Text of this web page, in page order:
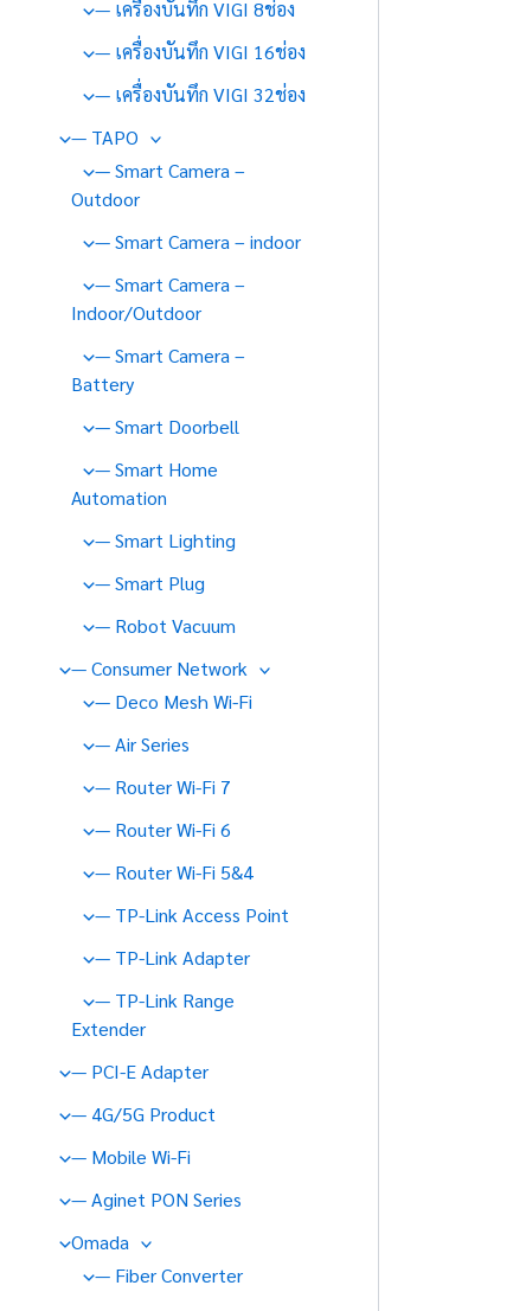
— เครื่องบันทึก VIGI 8ช่อง
— เครื่องบันทึก VIGI 16ช่อง
— เครื่องบันทึก VIGI 32ช่อง
— TAPO
— Smart Camera –
Outdoor
— Smart Camera – indoor
— Smart Camera –
Indoor/Outdoor
— Smart Camera –
Battery
— Smart Doorbell
— Smart Home
Automation
— Smart Lighting
— Smart Plug
— Robot Vacuum
— Consumer Network
— Deco Mesh Wi-Fi
— Air Series
— Router Wi-Fi 7
— Router Wi-Fi 6
— Router Wi-Fi 5&4
— TP-Link Access Point
— TP-Link Adapter
— TP-Link Range
Extender
— PCI-E Adapter
— 4G/5G Product
— Mobile Wi-Fi
— Aginet PON Series
Omada
— Fiber Converter